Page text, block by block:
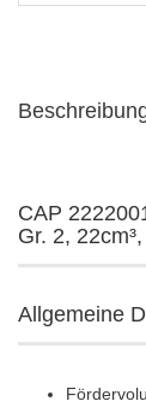
CAP
Gr. 2,
Allgemeine